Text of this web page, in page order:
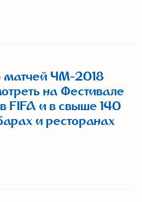
матчей ЧМ-2018
на Фестивале
FIFA и в свыше 140
и ресторанах